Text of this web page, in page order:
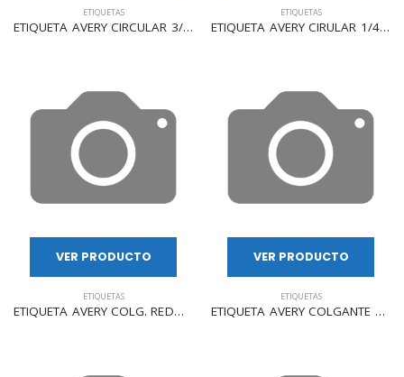
ETIQUETAS
ETIQUETA AVERY CIRCULAR 3/4" C/1008 ETIQUETAS MOD 5472"
ETIQUETAS
ETIQUETA AVERY CIRULAR 1/4" SURTIDAS C/768 MOD 5795"
VER PRODUCTO
ETIQUETAS
ETIQUETA AVERY COLG. REDONDA P/LLAVES 3.2CM C/50PZAS 11025
VER PRODUCTO
ETIQUETAS
ETIQUETA AVERY COLGANTE BL. 7X4.3CM 100 PZAS 11012